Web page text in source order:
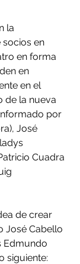
la
socios en
en forma
en
en el
de la nueva
por
José
Cuadra
de crear
José Cabello
Edmundo
siguiente: